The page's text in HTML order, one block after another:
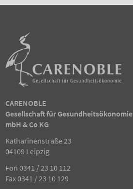
CARENOBLE
Gesellschaft für Gesundheitsökonomie
mbH & Co KG
Katharinenstraße 23
04109 Leipzig
Fon0341 / 23 10 112
Fax 0341 / 23 10 129